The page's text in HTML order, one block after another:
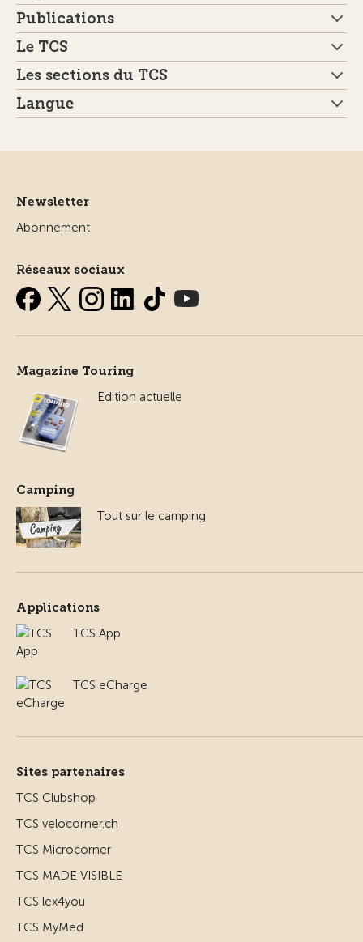
Publications
Le TCS
Les sections du TCS
Langue
Newsletter
Abonnement
Réseaux sociaux
Magazine Touring
Edition actuelle
Camping
Tout sur le camping
Applications
TCS App
TCS eCharge
Sites partenaires
TCS Clubshop
TCS velocorner.ch
TCS Microcorner
TCS MADE VISIBLE
TCS lex4you
TCS MyMed